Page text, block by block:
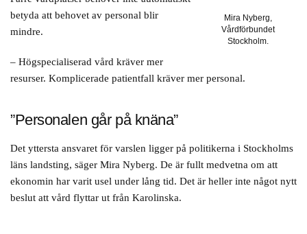
Mira Nyberg,
Vårdförbundet
Stockholm.
betyda att behovet av personal blir
mindre.
– Högspecialiserad vård kräver mer
resurser. Komplicerade patientfall kräver mer personal.
”Personalen går på knäna”
Det yttersta ansvaret för varslen ligger på politikerna i Stockholms
läns landsting, säger Mira Nyberg. De är fullt medvetna om att
ekonomin har varit usel under lång tid. Det är heller inte något nytt
beslut att vård flyttar ut från Karolinska.